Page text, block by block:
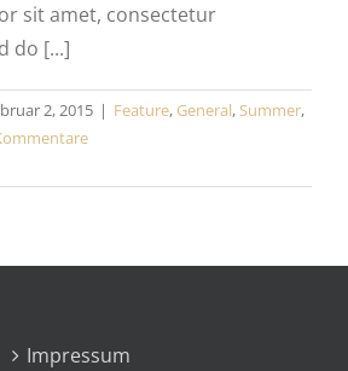
sit amet, consectetur
do [...]
2, 2015 | Feature, General,Summer,
Impressum